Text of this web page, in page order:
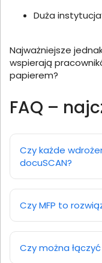
Duża
Najważniejsze
wspierają
papierem?
FAQ –
Czy każde
docuSCAN?
Czy MFP to
Czy można